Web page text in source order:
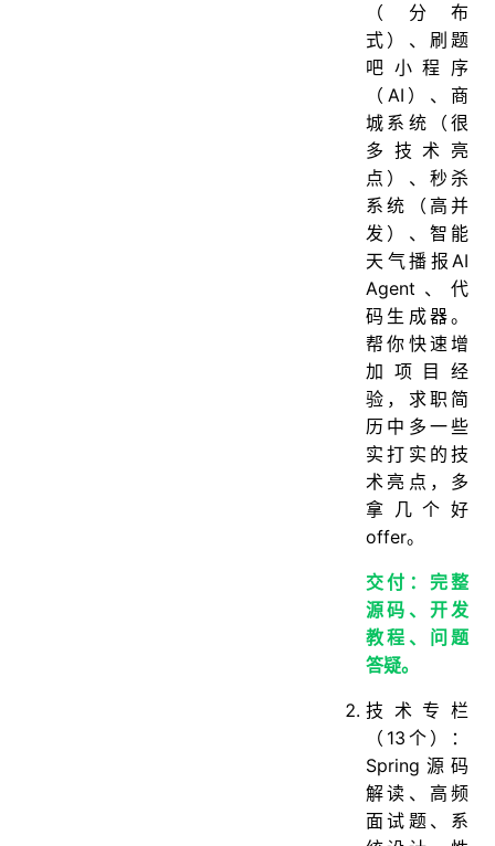
（分布
式）、刷题
吧小程序
（AI）、商
城系统（很
多技术亮
点）、秒杀
系统（高并
发）、智能
天气播报AI
Agent、代
码生成器。
帮你快速增
加项目经
验，求职简
历中多一些
实打实的技
术亮点，多
拿几个好
offer。
交付：完整
源码、开发
教程、问题
答疑。
技术专栏
（13个）：
Spring源码
解读、高频
面试题、系